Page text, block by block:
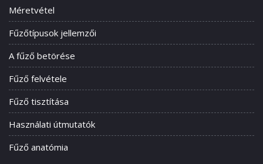
Méretvétel
Fűzőtípusok jellemzői
A fűző betörése
Fűző felvétele
Fűző tisztítása
Használati útmutatók
Fűző anatómia